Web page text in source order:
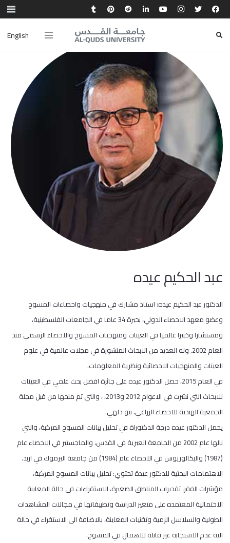
English
عبد الحكيم عيده
الدكتور عبد الحكيم عيده: استاذ مشارك في منهجيات واحصاءات المسوح
وعضو معهد الاحصاء الدولي، بخبرة 34 عاما في الجامعات الفلسطينية،
ومستشارا وخبيرا عالميا في العينات ومنهجيات المسوح والاحصاء الرسمي منذ
العام 2002. وله العديد من الابحاث المنشورة في مجلات عالمية في علوم
العينات والمنهجيات الاحصائية ونظرية المعلومات.
في العام 2015، حصل الدكتور عيده على جائزة افضل بحث علمي في العينات
للابحاث التي نشرت في الاعوام 2012 و2013، ، والتي تم منحها من قبل مجلة
الجمعية الهندية للاحصاء الزراعي، نيو دلهي.
يحمل الدكتور عيده درجة الدكتوراة في تحليل بيانات المسوح المركبة، والتي
نالها عام 2002 من الجامعة العبرية في القدس، والماجستير في الاحصاء عام
(1987) والبكالوريوس في الاحصاء عام (1984) من جامعة اليرموك في اربد.
الاهتمامات البحثية للدكتور عيدة تحتوي: تحليل بيانات المسوح المركبة،
مؤشرات الفقر، تقديرات المناطق الصغيرة، الاستقراءات في حالة المعاينة
الاحتمالية المعتمده على متغير الدراسة وتطبيقاتها في مجالات المشاهدات
الطولية والسلاسل الزمية وتقنيات المعاينة، بالاضافة الى الاستقراء في حالة
الية عدم الاستجابة غير قابلة للاهمال في المسوح.